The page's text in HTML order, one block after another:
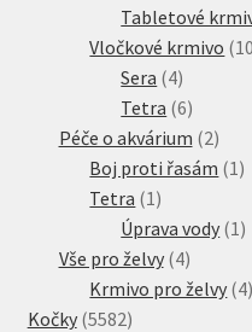
produkt
Tabletové
Vločkové krmivo 10
Sera 44
produkty
Tetra 66
produktů
Péče o akvárium 22
Boj proti řasám 1 1
Tetra 1 1
produkt
Úprava vody 1 1
Vše pro želvy 44
produkty
Krmivo pro želvy 44
Kočky 55825582